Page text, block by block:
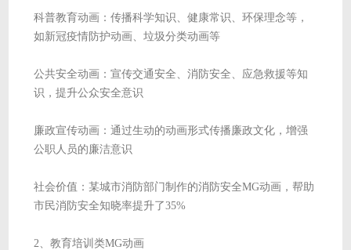
科普教育动画：传播科学知识、健康常识、环保理念等，
如新冠疫情防护动画、垃圾分类动画等
公共安全动画：宣传交通安全、消防安全、应急救援等知
识，提升公众安全意识
廉政宣传动画：通过生动的动画形式传播廉政文化，增强
公职人员的廉洁意识
社会价值：某城市消防部门制作的消防安全MG动画，帮助
市民消防安全知晓率提升了35%
2、教育培训类MG动画